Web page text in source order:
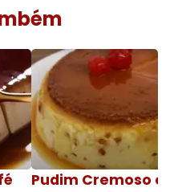
Pudim Cremoso